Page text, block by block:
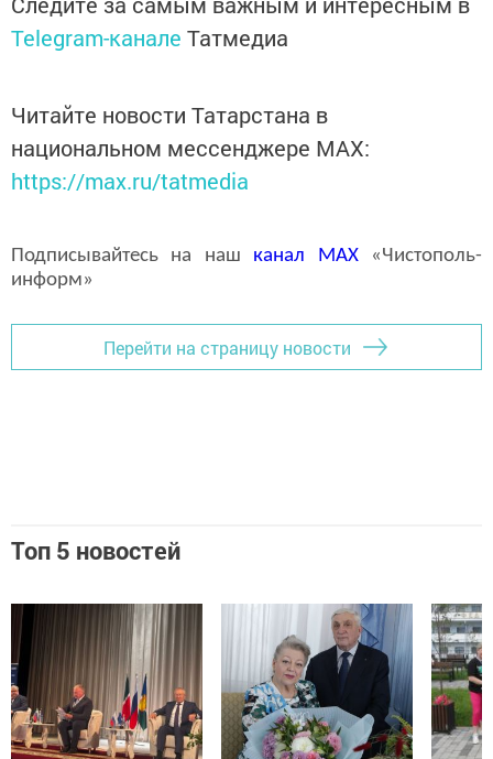
Telegram-канале Татмедиа
Читайте новости Татарстана в
национальном мессенджере MАХ:
https://max.ru/tatmedia
Подписывайтесь на наш канал MAX«Чистополь-
информ»
Перейти на страницу новости
Топ 5 новостей